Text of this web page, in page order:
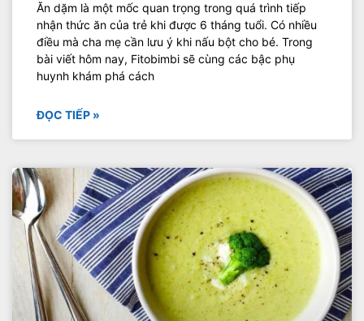
Ăn dặm là một mốc quan trọng trong quá trình tiếp
nhận thức ăn của trẻ khi được 6 tháng tuổi. Có nhiều
điều mà cha mẹ cần lưu ý khi nấu bột cho bé. Trong
bài viết hôm nay, Fitobimbi sẽ cùng các bậc phụ
huynh khám phá cách
ĐỌC TIẾP »